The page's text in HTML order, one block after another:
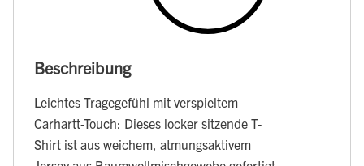
Beschreibung
Leichtes Tragegefühl mit verspieltem
Carhartt-Touch: Dieses locker sitzende T-
Shirt ist aus weichem, atmungsaktivem